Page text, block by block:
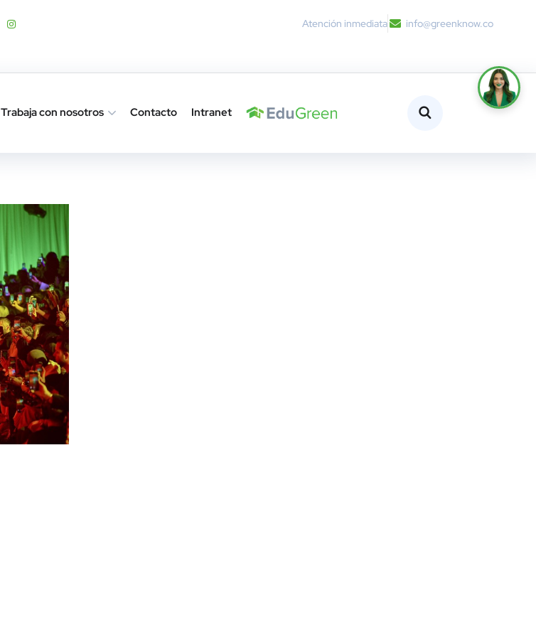
Atención inmediata info@greenknow.co
Trabaja con nosotros Contacto Intranet